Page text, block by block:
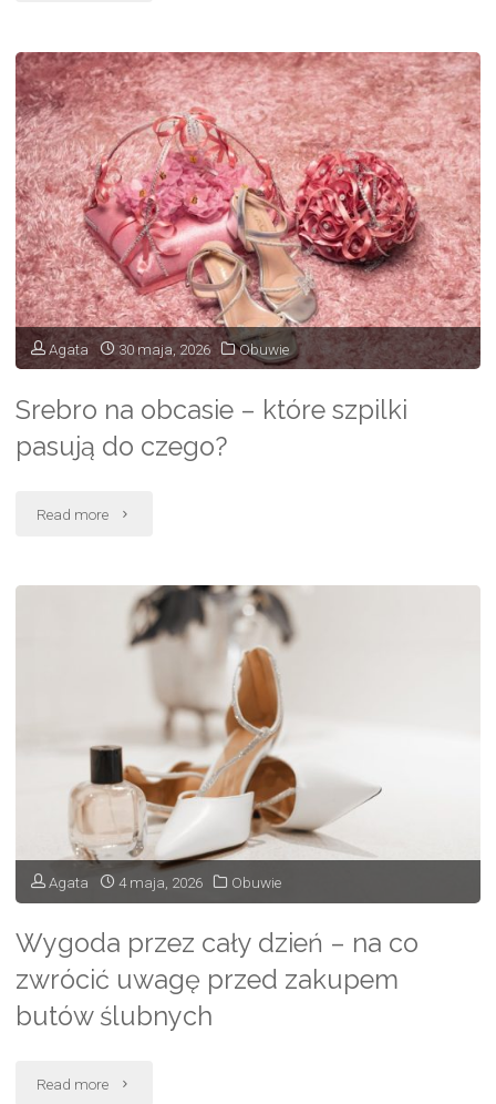
w
pracy?
Sprawdź,
czy
winna
jest
wkładka"
Agata
30 maja, 2026 Obuwie
Srebro na obcasie – które szpilki
pasują do czego?
Read more "Srebro
obcasie
pasują
czego?"
Agata
4 maja, 2026 Obuwie
Wygoda przez cały dzień – na co
zwrócić uwagę przed zakupem
butów ślubnych
Read more "Wygoda